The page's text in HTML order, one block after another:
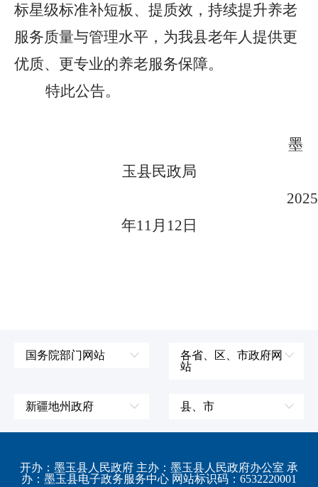
标星级标准补短板、提质效，持续提升养老
服务质量与管理水平，为我县老年人提供更
优质、更专业的养老服务保障。
特此公告。
墨
玉县民政局
2025
年11月12日
国务院部门网站
国防部
教育部
各省、区、市政府网
站
江苏省
新疆地州政府
伊犁哈萨克自治州
阿勒泰地区
县、市
皮山县
策勒县
开办：墨玉县人民政府 主办：墨玉县人民政府办公室 承
办：墨玉县电子政务服务中心 网站标识码：6532220001